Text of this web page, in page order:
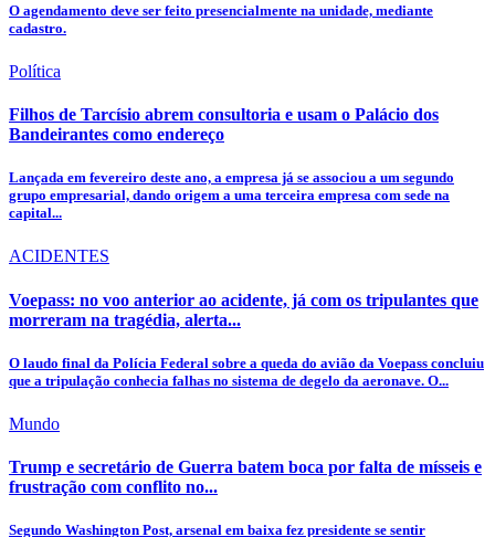
O agendamento deve ser feito presencialmente na unidade, mediante
cadastro.
Política
Filhos de Tarcísio abrem consultoria e usam o Palácio dos
Bandeirantes como endereço
Lançada em fevereiro deste ano, a empresa já se associou a um segundo
grupo empresarial, dando origem a uma terceira empresa com sede na
capital...
ACIDENTES
Voepass: no voo anterior ao acidente, já com os tripulantes que
morreram na tragédia, alerta...
O laudo final da Polícia Federal sobre a queda do avião da Voepass concluiu
que a tripulação conhecia falhas no sistema de degelo da aeronave. O...
Mundo
Trump e secretário de Guerra batem boca por falta de mísseis e
frustração com conflito no...
Segundo Washington Post, arsenal em baixa fez presidente se sentir